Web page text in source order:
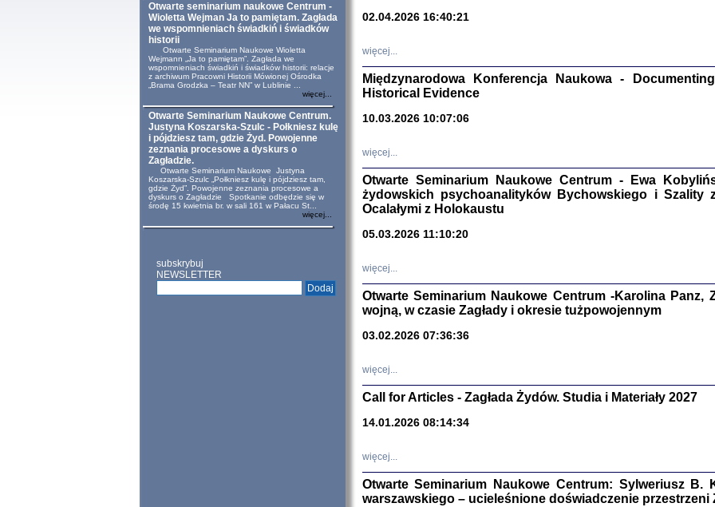
Otwarte seminarium naukowe Centrum -
Wioletta Wejman Ja to pamiętam. Zagłada
we wspomnieniach świadkiń i świadków
historii
Otwarte Seminarium Naukowe Wioletta
Wejmann „Ja to pamiętam”. Zagłada we
wspomnieniach świadkiń i świadków historii: relacje
z archiwum Pracowni Historii Mówionej Ośrodka
„Brama Grodzka – Teatr NN” w Lublinie ...
więcej...
Otwarte Seminarium Naukowe Centrum.
Justyna Koszarska-Szulc - Połkniesz kulę
i pójdziesz tam, gdzie Żyd. Powojenne
zeznania procesowe a dyskurs o
Zagładzie.
Otwarte Seminarium Naukowe Justyna
Koszarska-Szulc „Połkniesz kulę i pójdziesz tam,
gdzie Żyd”. Powojenne zeznania procesowe a
dyskurs o Zagładzie Spotkanie odbędzie się w
środę 15 kwietnia br. w sali 161 w Pałacu St...
więcej...
subskrybuj
NEWSLETTER
nr 17, R.
Warszawa
NIE WIEMY CO
Dziennik
Moszek Baum, oprac.
Zagłada
Studia i
02.04.2026 16:40:21
więcej...
Międzynarodowa Konferencja Naukowa -
Historical Evidence
10.03.2026 10:07:06
więcej...
Otwarte Seminarium Naukowe Centrum - Ewa
żydowskich psychoanalityków Bychowskiego i
Ocalałymi z Holokaustu
05.03.2026 11:10:20
więcej...
Otwarte Seminarium Naukowe Centrum -Karolina Panz,
wojną, w czasie Zagłady i okresie tużpowojennym
03.02.2026 07:36:36
więcej...
Call for Articles - Zagłada Żydów. Studia i Materiały 2027
14.01.2026 08:14:34
więcej...
Otwarte Seminarium Naukowe Centrum: Sylweriusz B.
warszawskiego – ucieleśnione doświadczenie przestrzeni